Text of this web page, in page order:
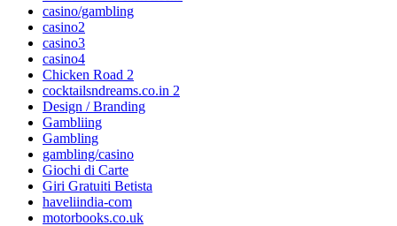
casino/gambling
casino2
casino3
casino4
Chicken Road 2
cocktailsndreams.co.in 2
Design / Branding
Gambliing
Gambling
gambling/casino
Giochi di Carte
Giri Gratuiti Betista
haveliindia-com
motorbooks.co.uk